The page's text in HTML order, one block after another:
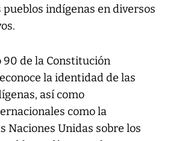
pueblos indígenas en diversos
90 de la Constitución
la identidad de las
así como
como la
Naciones Unidas sobre los